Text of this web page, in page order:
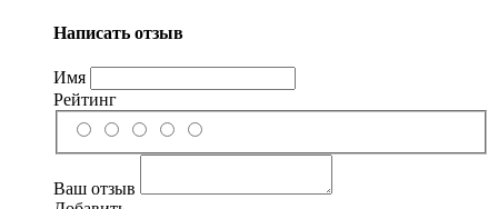
Написать отзыв
Имя
Рейтинг
Ваш отзыв